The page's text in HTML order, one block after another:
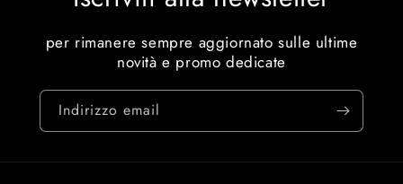
per rimanere sempre aggiornato sulle ultime
novità e promo dedicate
Indirizzo email